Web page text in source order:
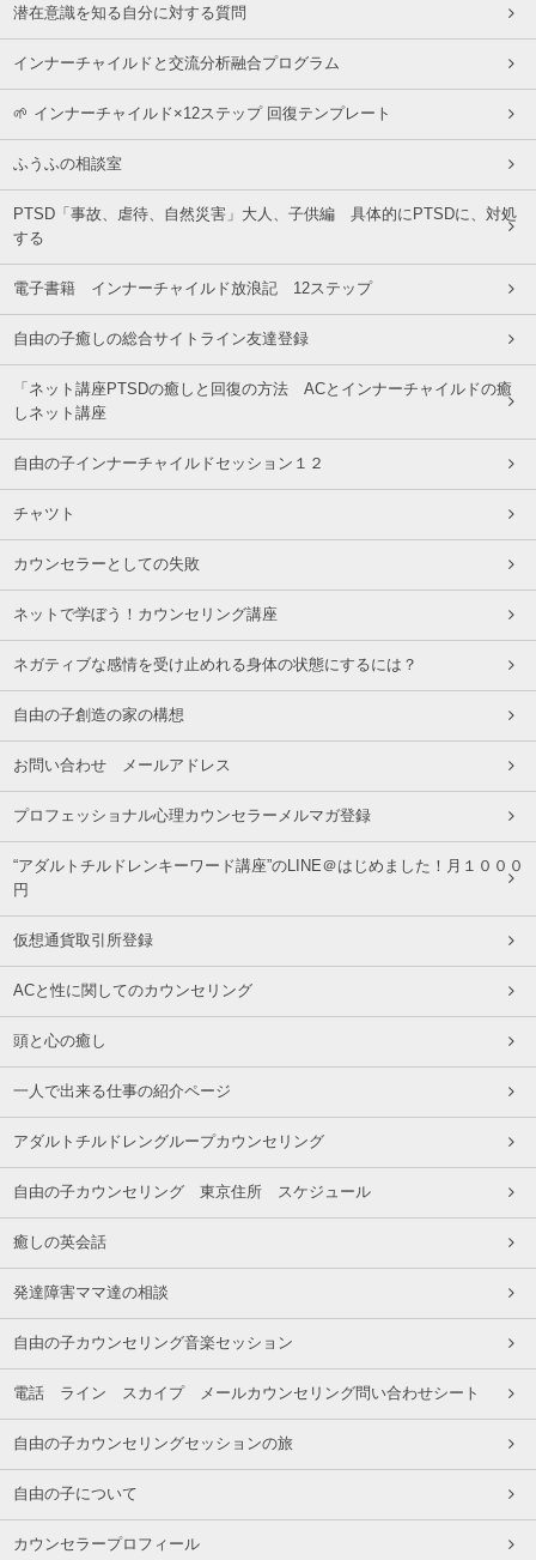
潜在意識を知る自分に対する質問
インナーチャイルドと交流分析融合プログラム
🌱 インナーチャイルド×12ステップ 回復テンプレート
ふうふの相談室
PTSD「事故、虐待、自然災害」大人、子供編 具体的にPTSDに、対処
する
電子書籍 インナーチャイルド放浪記 12ステップ
自由の子癒しの総合サイトライン友達登録
「ネット講座PTSDの癒しと回復の方法 ACとインナーチャイルドの癒
しネット講座
自由の子インナーチャイルドセッション１２
チャツト
カウンセラーとしての失敗
ネットで学ぼう！カウンセリング講座
ネガティブな感情を受け止めれる身体の状態にするには？
自由の子創造の家の構想
お問い合わせ メールアドレス
プロフェッショナル心理カウンセラーメルマガ登録
“アダルトチルドレンキーワード講座”のLINE＠はじめました！月１０００
円
仮想通貨取引所登録
ACと性に関してのカウンセリング
頭と心の癒し
一人で出来る仕事の紹介ページ
アダルトチルドレングループカウンセリング
自由の子カウンセリング 東京住所 スケジュール
癒しの英会話
発達障害ママ達の相談
自由の子カウンセリング音楽セッション
電話 ライン スカイプ メールカウンセリング問い合わせシート
自由の子カウンセリングセッションの旅
自由の子について
カウンセラープロフィール